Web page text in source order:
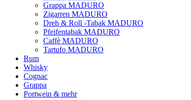
Grappa MADURO
Zigarren MADURO
Dreh & Roll -Tabak MADURO
Pfeifentabak MADURO
Caffè MADURO
Tartufo MADURO
Rum
Whisky
Cognac
Grappa
Portwein & mehr